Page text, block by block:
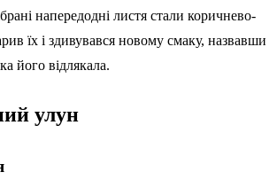
напередодні листя стали коричнево-
їх і здивувався новому смаку, назвавши
його відлякала.
улун